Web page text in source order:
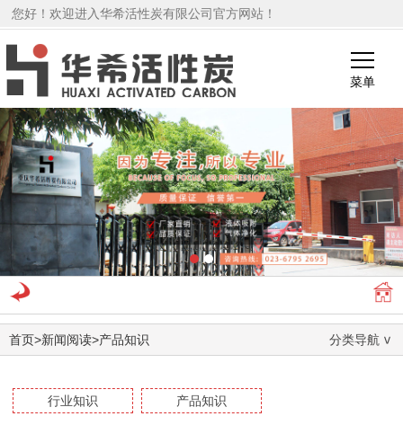
您好！欢迎进入华希活性炭有限公司官方网站！
菜单
1 2
首页>新闻阅读>产品知识 分类导航
行业知识 产品知识